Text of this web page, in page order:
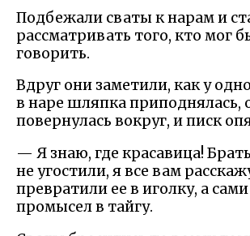
Подбежали сваты к нарам и
рассматривать того, кто мог
говорить.
Вдруг они заметили, как у
в наре шляпка приподнялась,
повернулась вокруг, и писк
— Я знаю, где красавица!
не угостили, я все вам
превратили ее в иголку, а
промысел в тайгу.